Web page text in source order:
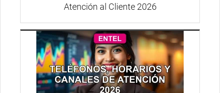
Atención al Cliente 2026